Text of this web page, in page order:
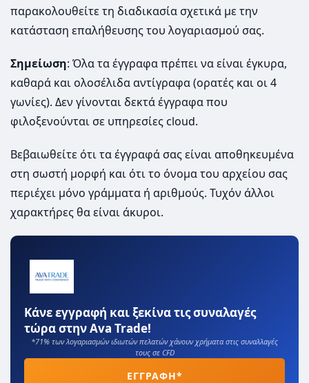
παρακολουθείτε τη διαδικασία σχετικά με την
κατάσταση επαλήθευσης του λογαριασμού σας.
Σημείωση: Όλα τα έγγραφα πρέπει να είναι έγκυρα,
καθαρά και ολοσέλιδα αντίγραφα (ορατές και οι 4
γωνίες). Δεν γίνονται δεκτά έγγραφα που
φιλοξενούνται σε υπηρεσίες cloud.
Βεβαιωθείτε ότι τα έγγραφά σας είναι αποθηκευμένα
στη σωστή μορφή και ότι το όνομα του αρχείου σας
περιέχει μόνο γράμματα ή αριθμούς. Τυχόν άλλοι
χαρακτήρες θα είναι άκυροι.
Κάνε εγγραφή και ξεκίνα τις συναλαγές
τώρα στην Ava Trade!
*71% των λογαριασμών ιδιωτών πελατών χάνουν χρήματα στις συναλλαγές
τους σε CFD
ΕΓΓΡΑΦΗ*